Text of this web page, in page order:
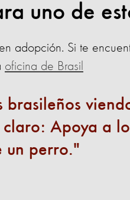
uno de
adopción. Si te
oficina de Brasil
brasileños
claro: Apoya a
un perro.